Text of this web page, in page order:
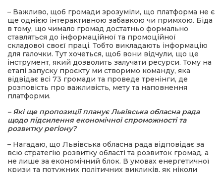
– Важливо, щоб громади зрозуміли, що платформа не є
ще однією інтерактивною забавкою чи примхою. Біда
в тому, що чимало громад достатньо формально
ставляться до інформаційної та промоційної
складової своєї праці. Тобто викладають інформацію
для галочки. Тут хочеться, щоб вони відчули, що це
інструмент, який дозволить залучати ресурси. Тому на
етапі запуску проєкту ми створимо команду, яка
відвідає всі 73 громади та проведе тренінги, де
розповість про важливість, мету та наповнення
платформи.
– Які ще пропозиції планує Львівська обласна рада
щодо підсилення економічної спроможності та
розвитку регіону?
– Нагадаю, що Львівська обласна рада відповідає за
всю стратегію розвитку області та розвиток громад, а
не лише за економічний блок. В умовах енергетичної
кризи та потужних політичних викликів, як ніколи